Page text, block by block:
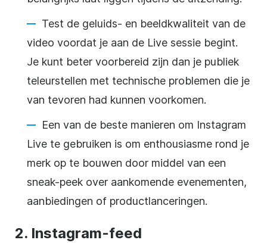
Test de geluids- en beeldkwaliteit van de
video voordat je aan de Live sessie begint.
Je kunt beter voorbereid zijn dan je publiek
teleurstellen met technische problemen die je
van tevoren had kunnen voorkomen.
Een van de beste manieren om Instagram
Live te gebruiken is om enthousiasme rond je
merk op te bouwen door middel van een
sneak-peek over aankomende evenementen,
aanbiedingen of productlanceringen.
2. Instagram-feed